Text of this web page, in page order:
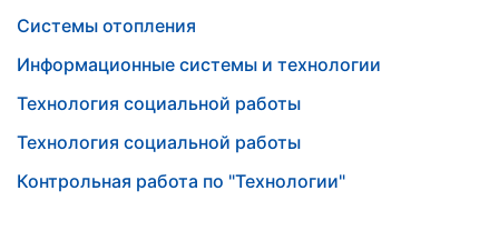
Системы отопления
Информационные системы и технологии
Технология социальной работы
Технология социальной работы
Контрольная работа по "Технологии"